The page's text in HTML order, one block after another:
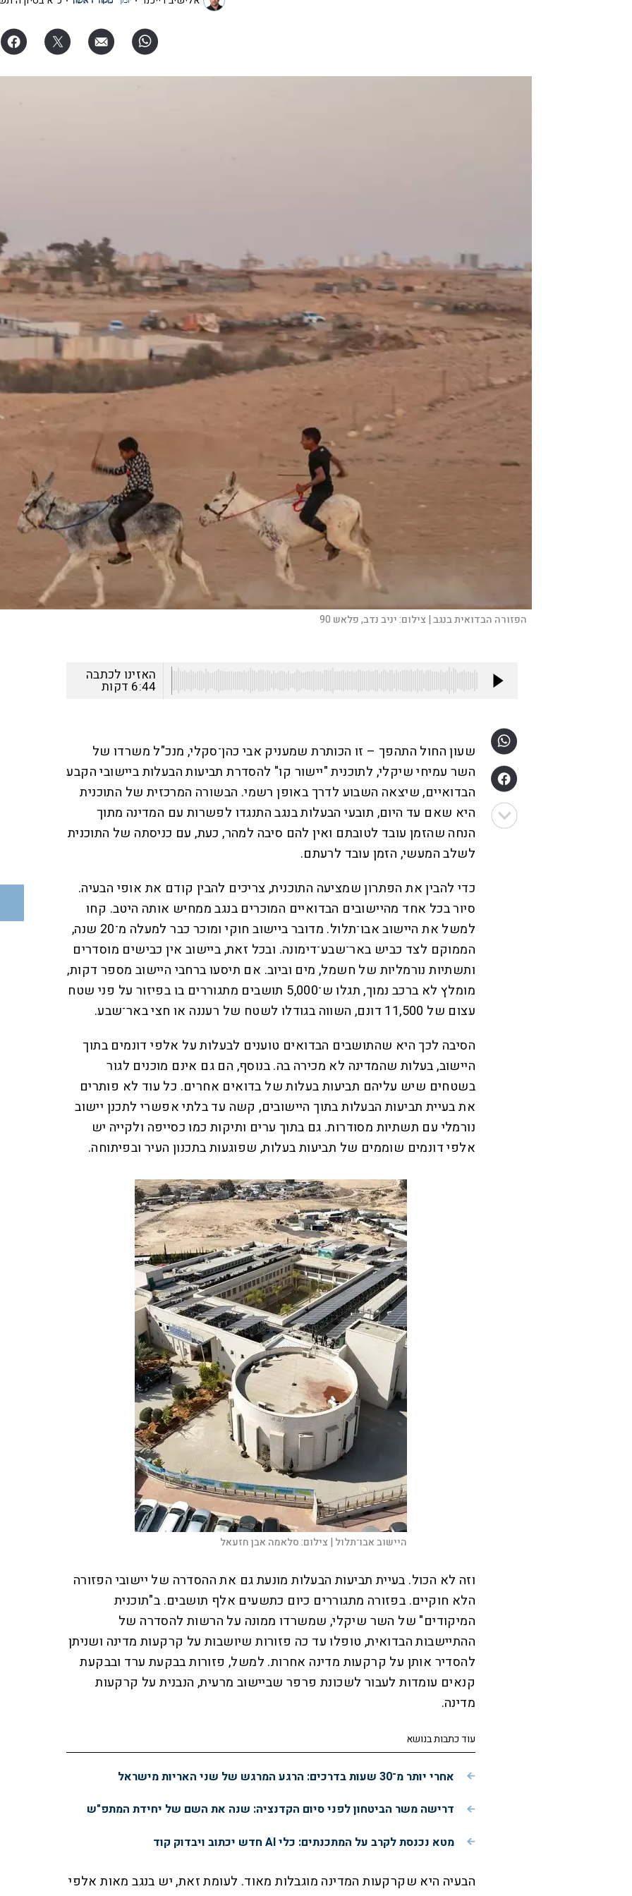
הפזורה הבדואית בנגב | צילום:יניב נדב, פלאש 90
האזינו לכתבה
6:44 דקות
שעון החול התהפך – זו הכותרת שמעניק אבי כהן־סקלי, מנכ"ל משרדו של
השר עמיחי שיקלי, לתוכנית "יישור קו" להסדרת תביעות הבעלות ביישובי הקבע
הבדואיים, שיצאה השבוע לדרך באופן רשמי. הבשורה המרכזית של התוכנית
היא שאם עד היום, תובעי הבעלות בנגב התנגדו לפשרות עם המדינה מתוך
הנחה שהזמן עובד לטובתם ואין להם סיבה למהר, כעת, עם כניסתה של התוכנית
לשלב המעשי, הזמן עובד לרעתם.
כדי להבין את הפתרון שמציעה התוכנית, צריכים להבין קודם את אופי הבעיה.
סיור בכל אחד מהיישובים הבדואיים המוכרים בנגב ממחיש אותה היטב. קחו
למשל את היישוב אבו־תלול. מדובר ביישוב חוקי ומוכר כבר למעלה מ־20 שנה,
הממוקם לצד כביש באר־שבע־דימונה. ובכל זאת, ביישוב אין כבישים מוסדרים
ותשתיות נורמליות של חשמל, מים וביוב. אם תיסעו ברחבי היישוב מספר דקות,
מומלץ לא ברכב נמוך, תגלו ש־5,000 תושבים מתגוררים בו בפיזור על פני שטח
עצום של 11,500 דונם, השווה בגודלו לשטח של רעננה או חצי באר־שבע.
הסיבה לכך היא שהתושבים הבדואים טוענים לבעלות על אלפי דונמים בתוך
היישוב, בעלות שהמדינה לא מכירה בה. בנוסף, הם גם אינם מוכנים לגור
בשטחים שיש עליהם תביעות בעלות של בדואים אחרים. כל עוד לא פותרים
את בעיית תביעות הבעלות בתוך היישובים, קשה עד בלתי אפשרי לתכנן יישוב
נורמלי עם תשתיות מסודרות. גם בתוך ערים ותיקות כמו כסייפה ולקייה יש
אלפי דונמים שוממים של תביעות בעלות, שפוגעות בתכנון העיר ובפיתוחה.
היישוב אבו־תלול | צילום:סלאמה אבן חזעאל
וזה לא הכול. בעיית תביעות הבעלות מונעת גם את ההסדרה של יישובי הפזורה
הלא חוקיים. בפזורה מתגוררים כיום כתשעים אלף תושבים. ב"תוכנית
המיקודים" של השר שיקלי, שמשרדו ממונה על הרשות להסדרה של
ההתיישבות הבדואית, טופלו עד כה פזורות שיושבות על קרקעות מדינה ושניתן
להסדיר אותן על קרקעות מדינה אחרות. למשל, פזורות בבקעת ערד ובבקעת
קנאים עומדות לעבור לשכונת פרפר שביישוב מרעית, הנבנית על קרקעות
מדינה.
עוד כתבות בנושא
אחרי יותר מ־30 שעות בדרכים: הרגע המרגש של שני האריות מישראל
דרישה משר הביטחון לפני סיום הקדנציה: שנה את השם של יחידת המתפ"ש
מטא נכנסת לקרב על המתכנתים: כלי AI חדש יכתוב ויבדוק קוד
הבעיה היא שקרקעות המדינה מוגבלות מאוד. לעומת זאת, יש בנגב מאות אלפי